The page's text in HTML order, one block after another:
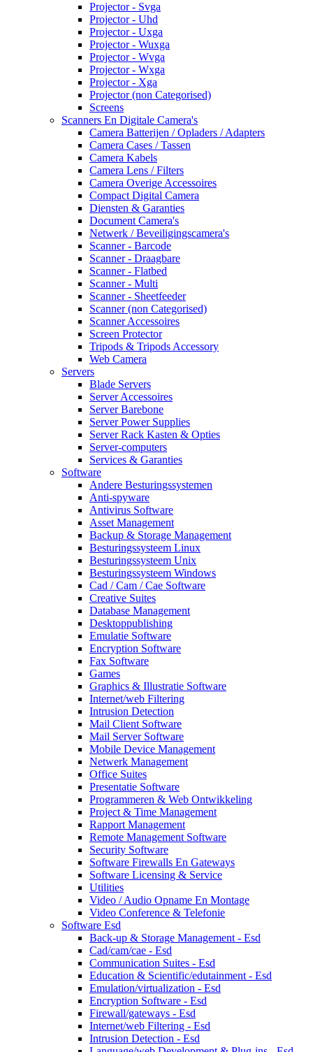
Projector - Svga
Projector - Uhd
Projector - Uxga
Projector - Wuxga
Projector - Wvga
Projector - Wxga
Projector - Xga
Projector (non Categorised)
Screens
Scanners En Digitale Camera's
Camera Batterijen / Opladers / Adapters
Camera Cases / Tassen
Camera Kabels
Camera Lens / Filters
Camera Overige Accessoires
Compact Digital Camera
Diensten & Garanties
Document Camera's
Netwerk / Beveiligingscamera's
Scanner - Barcode
Scanner - Draagbare
Scanner - Flatbed
Scanner - Multi
Scanner - Sheetfeeder
Scanner (non Categorised)
Scanner Accessoires
Screen Protector
Tripods & Tripods Accessory
Web Camera
Servers
Blade Servers
Server Accessoires
Server Barebone
Server Power Supplies
Server Rack Kasten & Opties
Server-computers
Services & Garanties
Software
Andere Besturingssystemen
Anti-spyware
Antivirus Software
Asset Management
Backup & Storage Management
Besturingssysteem Linux
Besturingssysteem Unix
Besturingssysteem Windows
Cad / Cam / Cae Software
Creative Suites
Database Management
Desktoppublishing
Emulatie Software
Encryption Software
Fax Software
Games
Graphics & Illustratie Software
Internet/web Filtering
Intrusion Detection
Mail Client Software
Mail Server Software
Mobile Device Management
Netwerk Management
Office Suites
Presentatie Software
Programmeren & Web Ontwikkeling
Project & Time Management
Rapport Management
Remote Management Software
Security Software
Software Firewalls En Gateways
Software Licensing & Service
Utilities
Video / Audio Opname En Montage
Video Conference & Telefonie
Software Esd
Back-up & Storage Management - Esd
Cad/cam/cae - Esd
Communication Suites - Esd
Education & Scientific/edutainment - Esd
Emulation/virtualization - Esd
Encryption Software - Esd
Firewall/gateways - Esd
Internet/web Filtering - Esd
Intrusion Detection - Esd